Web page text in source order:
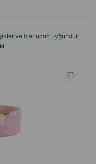
və itlər üçün uyğundur